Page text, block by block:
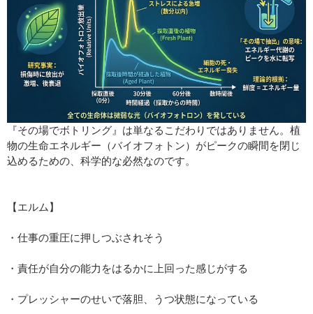
『その場でボトリング』は単なるこだわりではありません。植
物の生命エネルギー（バイオフォトン）がピークの瞬間を閉じ
込めるための、科学的な必然なのです。
【エルム】
・仕事の重圧に押しつぶされそう
・責任が自分の能力をはるかに上回った感じがする
・プレッシャーのせいで落胆、うつ状態になっている